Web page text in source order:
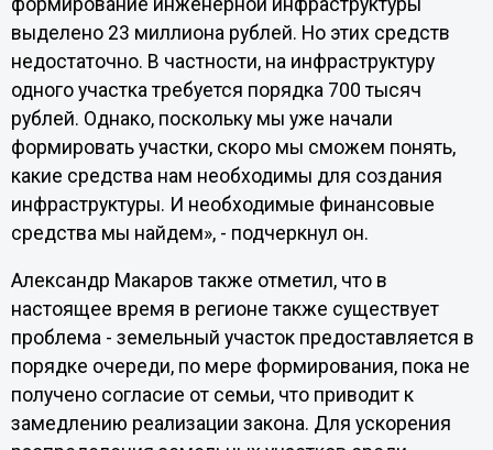
выделено 23 миллиона рублей. Но этих средств
недостаточно. В частности, на инфраструктуру
одного участка требуется порядка 700 тысяч
рублей. Однако, поскольку мы уже начали
формировать участки, скоро мы сможем понять,
какие средства нам необходимы для создания
инфраструктуры. И необходимые финансовые
средства мы найдем», - подчеркнул он.
Александр Макаров также отметил, что в
настоящее время в регионе также существует
проблема - земельный участок предоставляется в
порядке очереди, по мере формирования, пока не
получено согласие от семьи, что приводит к
замедлению реализации закона. Для ускорения